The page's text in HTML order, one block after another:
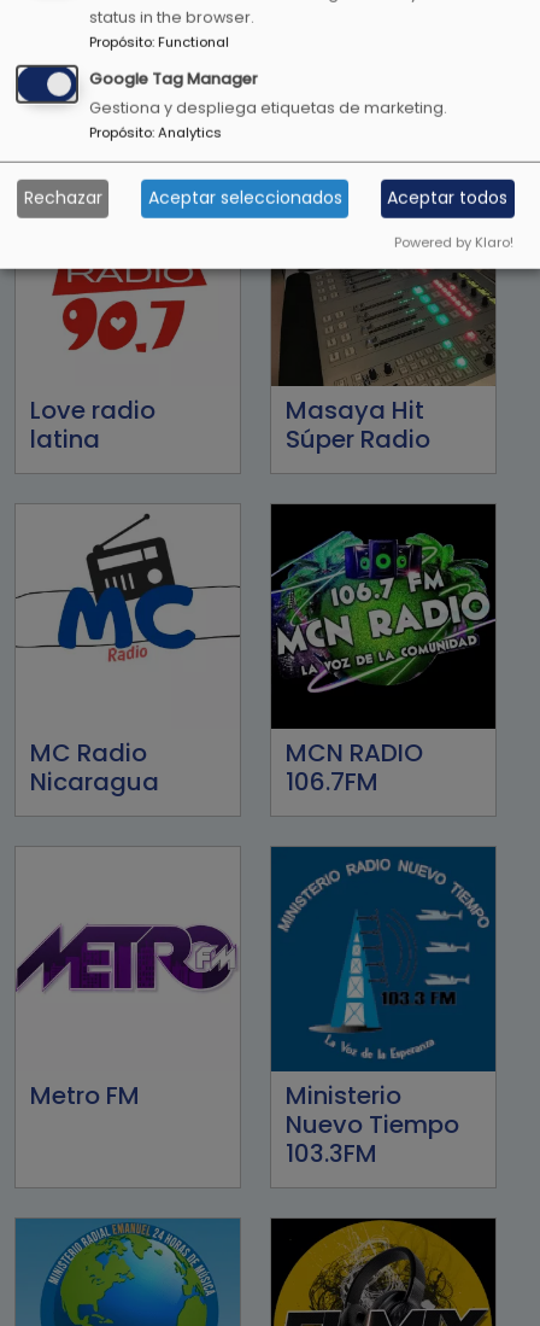
Lite FM 107.1FM LO+90
Love radio
latina
Masaya Hit
Súper Radio
MC Radio
Nicaragua
MCN RADIO
106.7FM
Metro FM
Ministerio
Nuevo Tiempo
103.3FM
status in the browser.
Propósito:Functional
Google Tag Manager
Gestiona y despliega etiquetas de marketing.
Propósito:Analytics
Rechazar Aceptar seleccionados Aceptar todos
Powered by Klaro!